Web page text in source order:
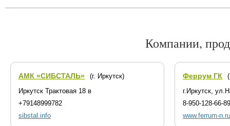
Компании,
АМК «СИБСТАЛЬ»
(г. Иркутск)
Иркутск Трактовая 18 в
+79148999782
sibstal.info
Феррум ГК
г.Иркутск,
8-950-128-66-89
www.ferrum-n.ru